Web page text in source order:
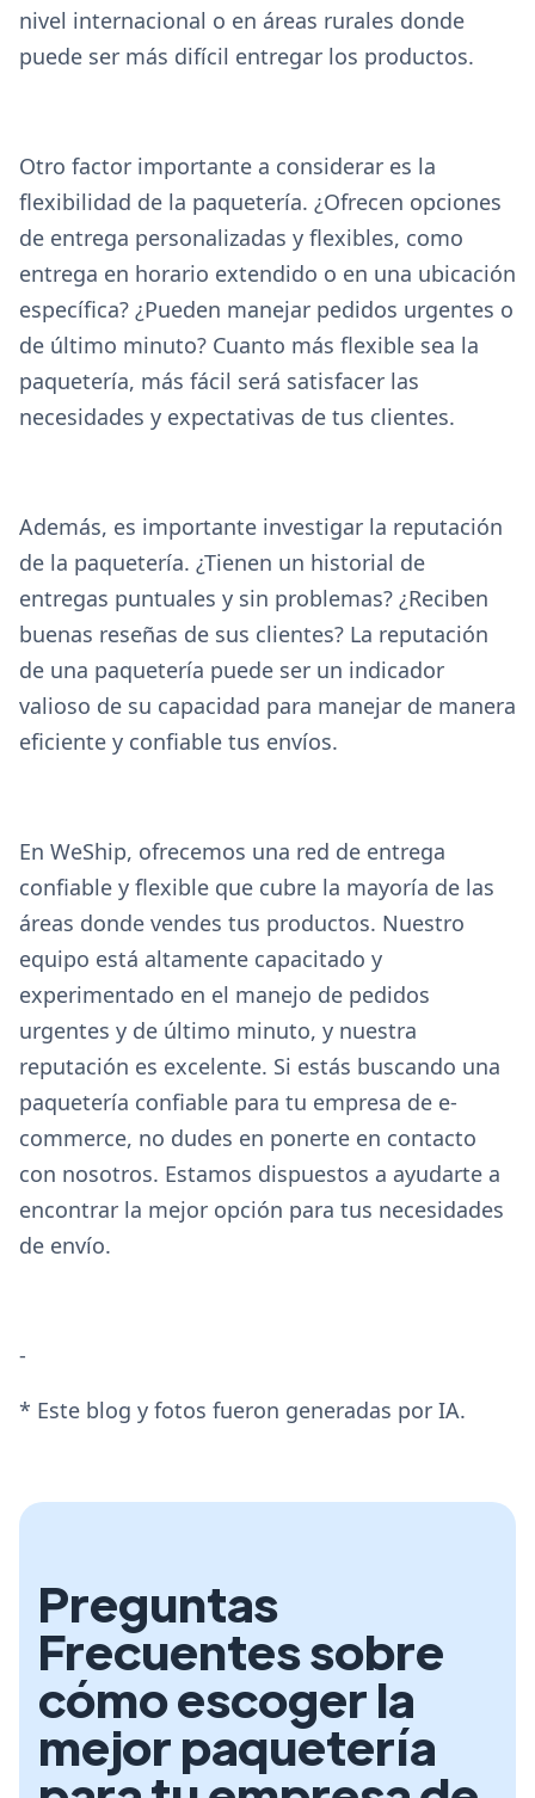
nivel internacional o en áreas rurales donde
puede ser más difícil entregar los productos.
Otro factor importante a considerar es la
flexibilidad de la paquetería. ¿Ofrecen opciones
de entrega personalizadas y flexibles, como
entrega en horario extendido o en una ubicación
específica? ¿Pueden manejar pedidos urgentes o
de último minuto? Cuanto más flexible sea la
paquetería, más fácil será satisfacer las
necesidades y expectativas de tus clientes.
Además, es importante investigar la reputación
de la paquetería. ¿Tienen un historial de
entregas puntuales y sin problemas? ¿Reciben
buenas reseñas de sus clientes? La reputación
de una paquetería puede ser un indicador
valioso de su capacidad para manejar de manera
eficiente y confiable tus envíos.
En WeShip, ofrecemos una red de entrega
confiable y flexible que cubre la mayoría de las
áreas donde vendes tus productos. Nuestro
equipo está altamente capacitado y
experimentado en el manejo de pedidos
urgentes y de último minuto, y nuestra
reputación es excelente. Si estás buscando una
paquetería confiable para tu empresa de e-
commerce, no dudes en ponerte en contacto
con nosotros. Estamos dispuestos a ayudarte a
encontrar la mejor opción para tus necesidades
de envío.
-
* Este blog y fotos fueron generadas por IA.
Preguntas
Frecuentes sobre
cómo escoger la
mejor paquetería